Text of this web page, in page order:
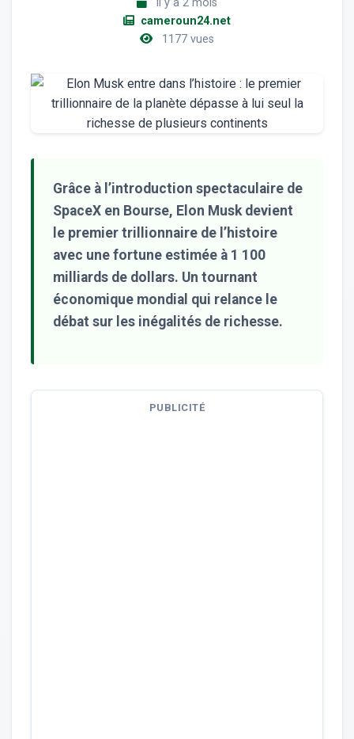
il y a 2 mois
cameroun24.net
1177 vues
Grâce à l’introduction spectaculaire de
SpaceX en Bourse, Elon Musk devient
le premier trillionnaire de l’histoire
avec une fortune estimée à 1 100
milliards de dollars. Un tournant
économique mondial qui relance le
débat sur les inégalités de richesse.
PUBLICITÉ